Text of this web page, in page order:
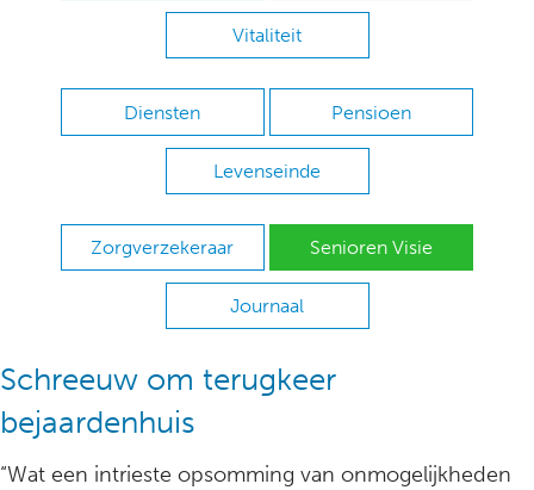
Vitaliteit
Diensten Pensioen
Levenseinde
Zorgverzekeraar Senioren Visie
Journaal
Schreeuw om terugkeer
bejaardenhuis
“Wat een intrieste opsomming van onmogelijkheden